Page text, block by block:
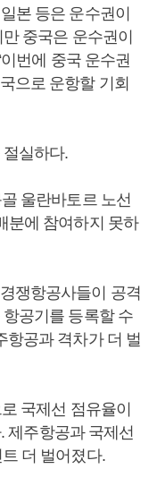
본 등은 운수권이
중국은 운수권이
번에 중국 운수권
으로 운항할 기회
실하다.
울란바토르 노선
분에 참여하지 못하
쟁항공사들이 공격
공기를 등록할 수
항공과 격차가 더 벌
국제선 점유율이
제주항공과 국제선
더 벌어졌다.